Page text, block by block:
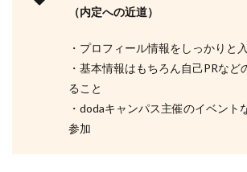
（内定への近道）
・プロフィール情報をしっかりと
・基本情報はもちろん自己PRなど
ること
・dodaキャンパス主催のイベント
参加